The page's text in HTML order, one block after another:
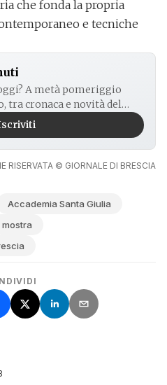
che fonda la propria
e tecniche
A metà pomeriggio
tra cronaca e novità del
RISERVATA © GIORNALE DI BRESCIA
Accademia Santa Giulia
mostra